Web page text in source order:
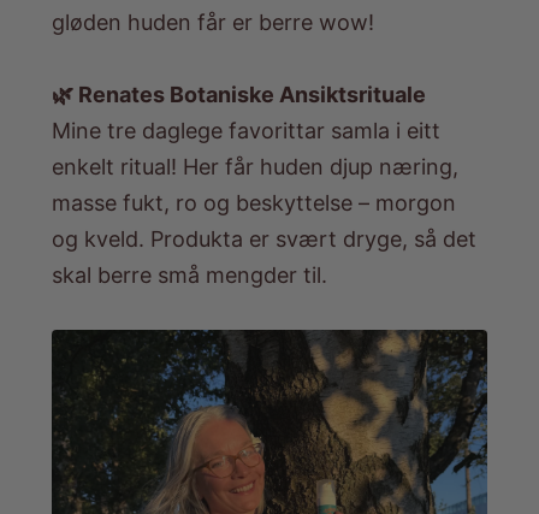
gløden huden får er berre wow!
🌿 Renates Botaniske Ansiktsrituale
Mine tre daglege favorittar samla i eitt
enkelt ritual! Her får huden djup næring,
masse fukt, ro og beskyttelse – morgon
og kveld. Produkta er svært dryge, så det
skal berre små mengder til.